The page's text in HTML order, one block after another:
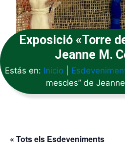
Exposició «Torre
Jeanne M.
Estás en: Inicio|
mescles” de
« Tots els Esdeveniments